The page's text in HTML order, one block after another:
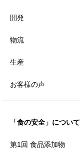
開発
物流
生産
お客様の声
「食の安全」について
第1回 食品添加物